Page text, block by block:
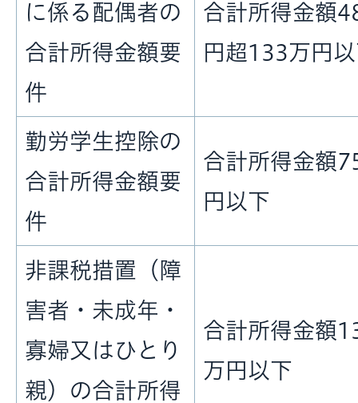
に係る配偶者の
合計所得金額要
件
合計所得金額
円超133万円
勤労学生控除の
合計所得金額要
件
合計所得金額
円以下
非課税措置（障
害者・未成年・
寡婦又はひとり
親）の合計所得
合計所得金額
万円以下